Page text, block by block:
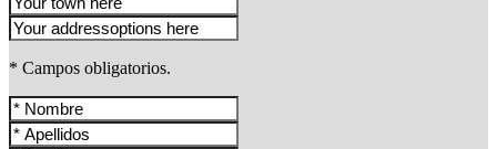
* Campos obligatorios.